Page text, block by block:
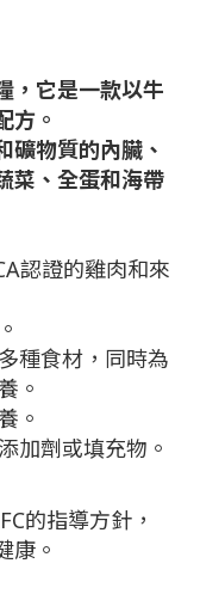
，它是一款以牛
方。
礦物質的內臟、
菜、全蛋和海帶
認證的雞肉和來
種食材，同時為
。
。
加劑或填充物。
的指導方針，
康。